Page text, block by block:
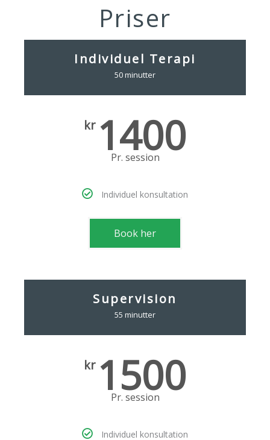
Priser
Individuel Terapi
50 minutter
kr 1400
Pr. session
Individuel konsultation
Book her
Supervision
55 minutter
kr 1500
Pr. session
Individuel konsultation